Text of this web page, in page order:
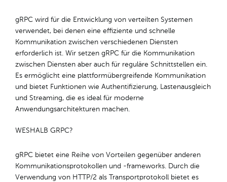
gRPC wird für die Entwicklung von verteilten Systemen
verwendet, bei denen eine effiziente und schnelle
Kommunikation zwischen verschiedenen Diensten
erforderlich ist. Wir setzen gRPC für die Kommunikation
zwischen Diensten aber auch für reguläre Schnittstellen ein.
Es ermöglicht eine plattformübergreifende Kommunikation
und bietet Funktionen wie Authentifizierung, Lastenausgleich
und Streaming, die es ideal für moderne
Anwendungsarchitekturen machen.
WESHALB GRPC?
gRPC bietet eine Reihe von Vorteilen gegenüber anderen
Kommunikationsprotokollen und -frameworks. Durch die
Verwendung von HTTP/2 als Transportprotokoll bietet es